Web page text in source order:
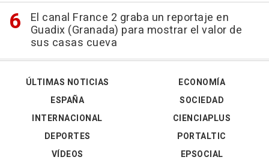
El canal France 2 graba un reportaje en
Guadix (Granada) para mostrar el valor de
sus casas cueva
ÚLTIMAS NOTICIAS
ESPAÑA
INTERNACIONAL
DEPORTES
VÍDEOS
ECONOMÍA
SOCIEDAD
CIENCIAPLUS
PORTALTIC
EPSOCIAL